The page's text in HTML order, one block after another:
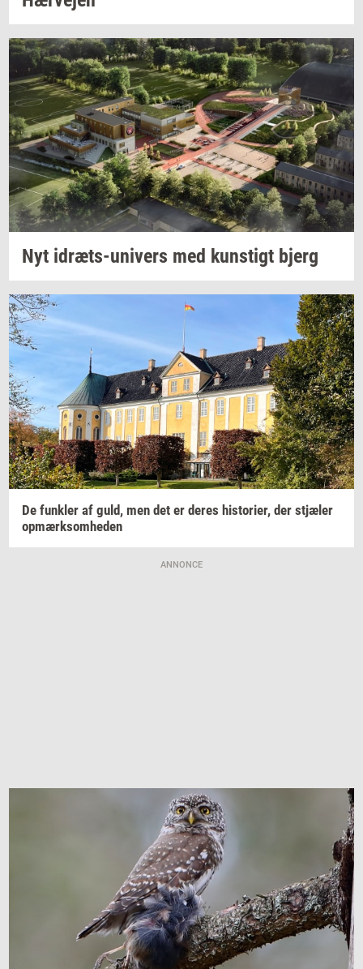
Nyt idræts-​univers med kun­stigt bjerg
De funk­ler af guld, men det er deres hi­sto­ri­er, der stjæ­ler
op­mærk­som­he­den
ANNONCE